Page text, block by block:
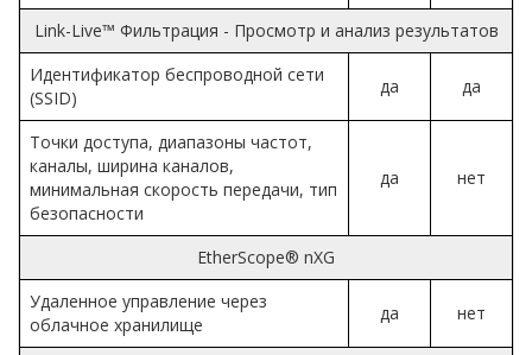
Link-Live™ Фильтрация - Просмотр и анализ результатов
Идентификатор беспроводной сети
(SSID)
да да
Точки доступа, диапазоны частот,
каналы, ширина каналов,
минимальная скорость передачи, тип
безопасности
да нет
EtherScope® nXG
Удаленное управление через
облачное хранилище
да нет